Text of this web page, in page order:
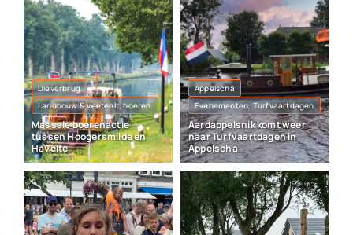
Dieverbrug
Landbouw & veeteelt, boeren
Massale boerenactie
tussen Hoogersmilde en
Havelte
Appelscha
Evenementen, Turfvaartdagen
Aardappelsnik komt weer
naar Turfvaartdagen in
Appelscha